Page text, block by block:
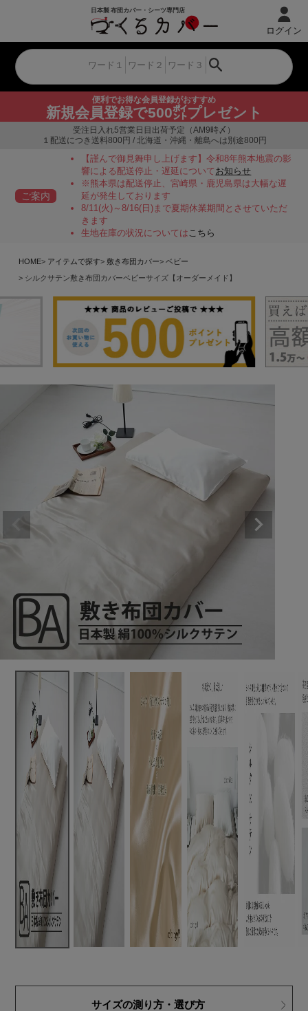
便利でお得な会員登録がおすすめ
新規会員登録で500㌽プレゼント
ログイン
受注日入れ5営業日目出荷予定（AM9時〆）
１配送につき送料800円 / 北海道・沖縄・離島へは別途800円
ご案内
【謹んで御見舞申し上げます】令和8年熊本地震の影
響による配送停止・遅延についてお知らせ
※熊本県は配送停止、宮崎県・鹿児島県は大幅な遅
延が発生しております
8/11(火)～8/16(日)まで夏期休業期間とさせていただ
きます
生地在庫の状況についてはこちら
HOME アイテムで探す 敷き布団カバー
ベビー
シルクサテン敷き布団カバーベビーサイズ【オーダーメイド】
サイズの測り方・選び方